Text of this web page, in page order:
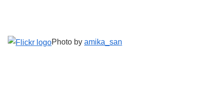
Photo by amika_san